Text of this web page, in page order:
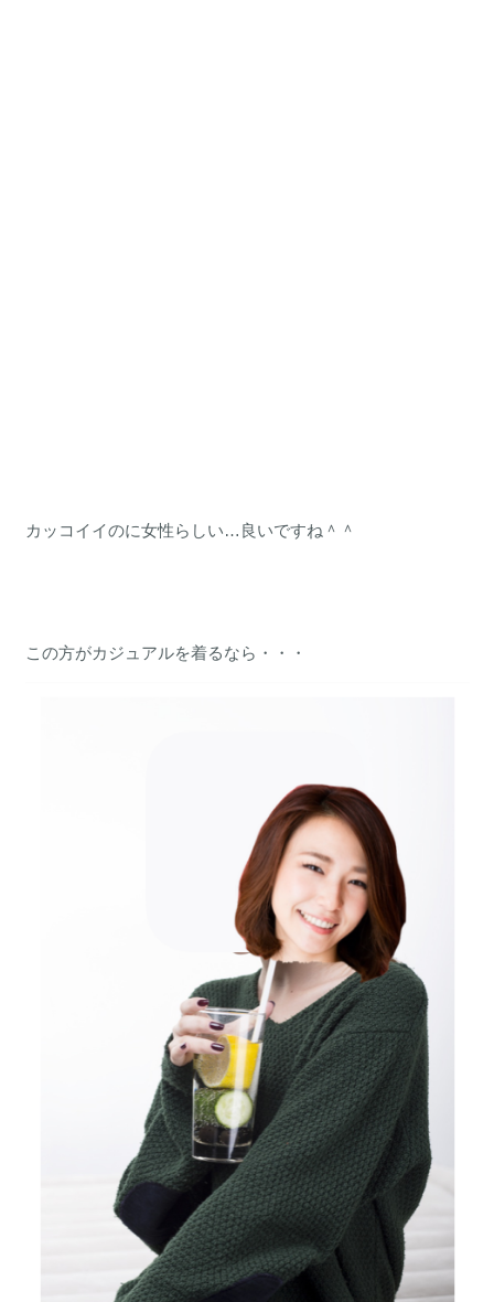
カッコイイのに女性らしい…良いですね＾＾
この方がカジュアルを着るなら・・・